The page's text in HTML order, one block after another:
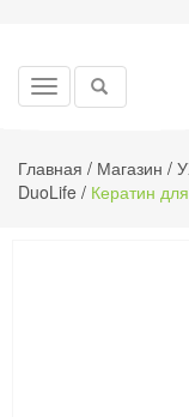
Toggle
Главная / Магазин /
DuoLife / Кератин